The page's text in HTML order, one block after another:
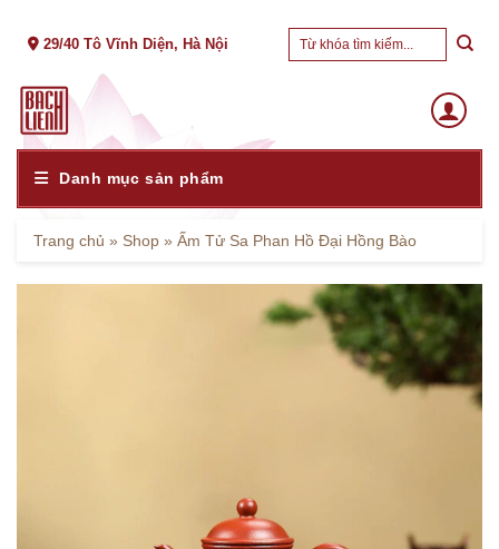
29/40 Tô Vĩnh Diện, Hà Nội
Tìm
Danh mục sản phẩm
Trang chủ » Shop » Ấm Tử Sa Phan Hồ Đại Hồng Bào